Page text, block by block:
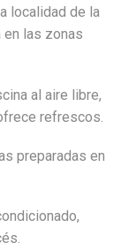
localidad de la
en las zonas
al aire libre,
refrescos.
preparadas en